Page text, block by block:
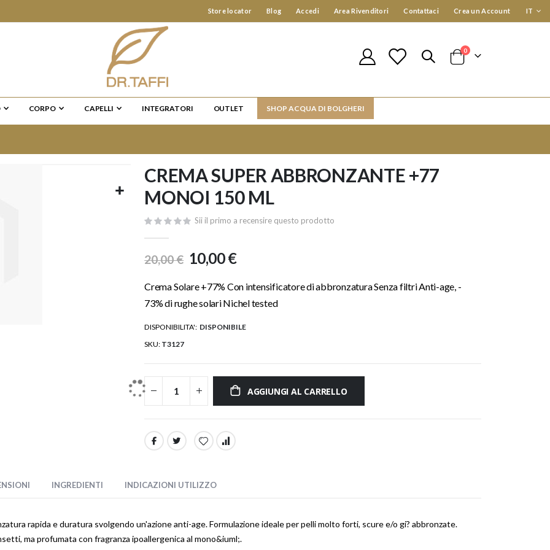
Store locator Blog Accedi Area Rivenditori Contattaci Crea un Account Lingua
IT
Cart
0elementi
CORPO CAPELLI INTEGRATORI OUTLET SHOP ACQUA DI BOLGHERI
CREMA SUPER ABBRONZANTE +77
MONOI 150 ML
Sii il primo a recensire questo prodotto
20,00 € 10,00 €
Crema Solare +77% Con intensificatore di abbronzatura Senza filtri Anti-age, -
73% di rughe solari Nichel tested
DISPONIBILITA': DISPONIBILE
SKU T3127
AGGIUNGI AL CARRELLO
rapida e duratura svolgendo un'azione anti-age. Formulazione ideale per pelli molto forti, scure e/o gi? abbronzate.
ma profumata con fragranza ipoallergenica al mono&iuml;.
INGREDIENTI INDICAZIONI UTILIZZO